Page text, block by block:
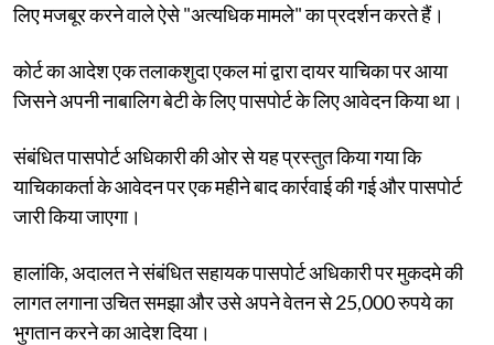
लिए मजबूर करने वाले ऐसे "अत्यधिक मामले" का प्रदर्शन करते हैं।
कोर्ट का आदेश एक तलाकशुदा एकल मां द्वारा दायर याचिका पर आया
जिसने अपनी नाबालिग बेटी के लिए पासपोर्ट के लिए आवेदन किया था।
संबंधित पासपोर्ट अधिकारी की ओर से यह प्रस्तुत किया गया कि
याचिकाकर्ता के आवेदन पर एक महीने बाद कार्रवाई की गई और पासपोर्ट
जारी किया जाएगा।
हालांकि, अदालत ने संबंधित सहायक पासपोर्ट अधिकारी पर मुकदमे की
लागत लगाना उचित समझा और उसे अपने वेतन से 25,000 रुपये का
भुगतान करने का आदेश दिया।